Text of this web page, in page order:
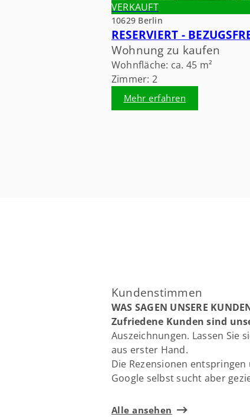
VERKAUFT
10629 Berlin
Wohnung zu kaufen
Wohnfläche: ca. 45 m²
Zimmer: 2
Mehr erfahren
Kundenstimmen
WAS SAGEN UNSERE
Zufriedene Kunden sind
Auszeichnungen. Lassen Sie
aus erster Hand.
Die Rezensionen
Google selbst sucht aber
Alle ansehen